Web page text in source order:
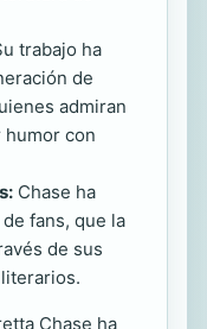
trabajo ha
de
admiran
humor con
Chase ha
fans, que la
de sus
Chase ha